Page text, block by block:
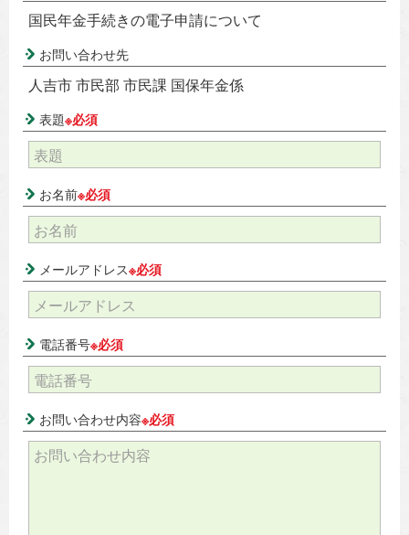
国民年金手続きの電子申請について
お問い合わせ先
人吉市 市民部 市民課 国保年金係
表題※必須
お名前※必須
メールアドレス※必須
電話番号※必須
お問い合わせ内容※必須